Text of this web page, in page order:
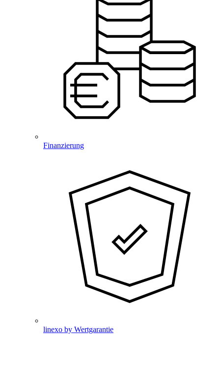
Finanzierung
linexo by Wertgarantie